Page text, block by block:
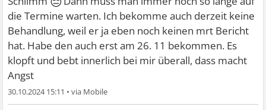
die Termine warten. Ich bekomme auch derzeit keine
Behandlung, weil er ja eben noch keinen mrt Bericht
hat. Habe den auch erst am 26. 11 bekommen. Es
klopft und bebt innerlich bei mir überall, dass macht
Angst
30.10.2024 15:11 •